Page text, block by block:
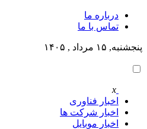
درباره ما
تماس با ما
پنجشنبه, ۱۵ مرداد , ۱۴۰۵
x
اخبار فناوری
اخبار شرکت ها
اخبار موبایل